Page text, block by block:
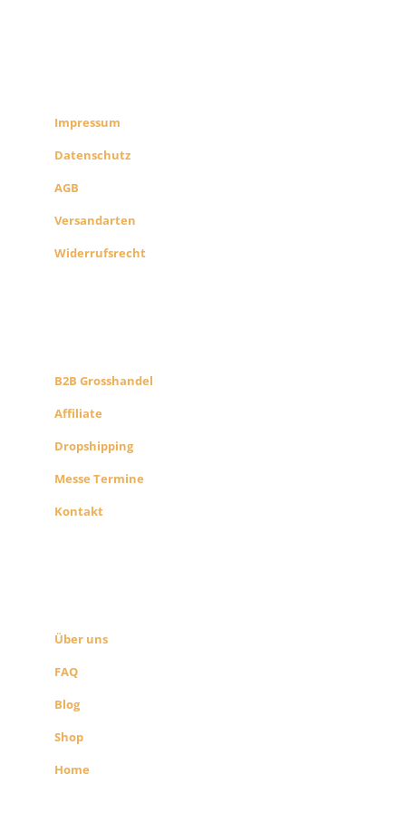
Impressum
Datenschutz
AGB
Versandarten
Widerrufsrecht
B2B Grosshandel
Affiliate
Dropshipping
Messe Termine
Kontakt
Über uns
FAQ
Blog
Shop
Home